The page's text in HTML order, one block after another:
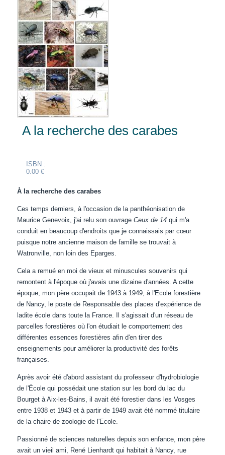
A la recherche des carabes
ISBN :
0.00 €
À la recherche des carabes
Ces temps derniers, à l'occasion de la panthéonisation de
Maurice Genevoix, j'ai relu son ouvrageCeux de 14 qui m'a
conduit en beaucoup d'endroits que je connaissais par cœur
puisque notre ancienne maison de famille se trouvait à
Watronville, non loin des Eparges.
Cela a remué en moi de vieux et minuscules souvenirs qui
remontent à l'époque où j'avais une dizaine d'années. A cette
époque, mon père occupait de 1943 à 1949, à l'Ecole forestière
de Nancy, le poste de Responsable des places d'expérience de
ladite école dans toute la France. Il s'agissait d'un réseau de
parcelles forestières où l'on étudiait le comportement des
différentes essences forestières afin d'en tirer des
enseignements pour améliorer la productivité des forêts
françaises.
Après avoir été d'abord assistant du professeur d'hydrobiologie
de l'École qui possédait une station sur les bord du lac du
Bourget à Aix-les-Bains, il avait été forestier dans les Vosges
entre 1938 et 1943 et à partir de 1949 avait été nommé titulaire
de la chaire de zoologie de l'Ecole.
Passionné de sciences naturelles depuis son enfance, mon père
avait un vieil ami, René Lienhardt qui habitait à Nancy, rue